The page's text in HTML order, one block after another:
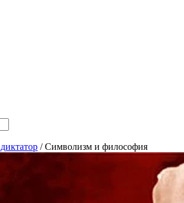
/ Символизм и философия